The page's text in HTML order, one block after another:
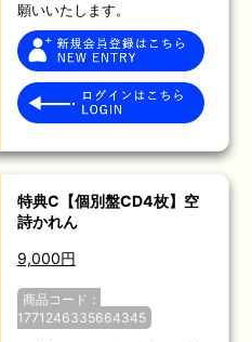
願いいたします。
特典C【個別盤CD4枚】空
詩かれん
9,000円
商品コード：
1771246335664345